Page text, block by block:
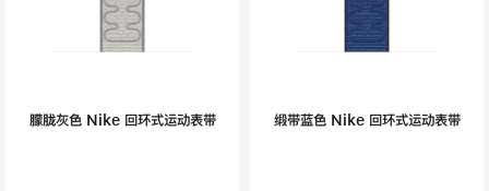
朦胧灰色 Nike 回环式运动表带 缎带蓝色 Nike 回环式运动表带